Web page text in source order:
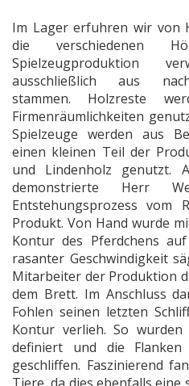
Im Lager erfuhren wir von
die verschiedenen
Spielzeugproduktion
ausschließlich aus
stammen. Holzreste
Firmenräumlichkeiten
Spielzeuge werden aus
einen kleinen Teil der
und Lindenholz genutzt.
demonstrierte Herr
Entstehungsprozess vom
Produkt. Von Hand wurde
Kontur des Pferdchens
rasanter Geschwindigkeit
Mitarbeiter der Produktion
dem Brett. Im Anschluss
Fohlen seinen letzten
Kontur verlieh. So wurden
definiert und die
geschliffen. Faszinierend